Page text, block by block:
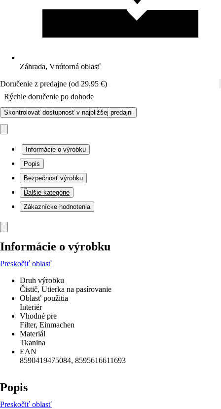
Záhrada, Vnútorná oblasť
Doručenie z predajne (od 29,95 €)
Rýchle doručenie po dohode
Skontrolovať dostupnosť v najbližšej predajni
Informácie o výrobku
Popis
Bezpečnosť výrobku
Ďalšie kategórie
Zákaznícke hodnotenia
Informácie o výrobku
Preskočiť oblasť
Druh výrobku
Čistič, Utierka na pasírovanie
Oblasť použitia
Interiér
Vhodné pre
Filter, Einmachen
Materiál
Tkanina
EAN
8590419475084, 8595616611693
Popis
Preskočiť oblasť